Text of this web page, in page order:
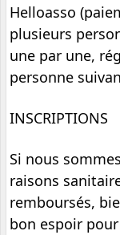
Helloasso
plusieurs
une par une,
personne
INSCRIPTIONS
Si nous
raisons
remboursés,
bon espoir